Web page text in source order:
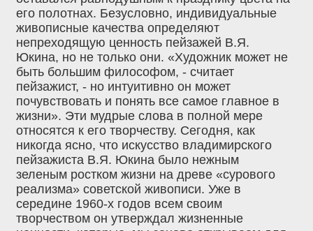
его полотнах. Безусловно, индивидуальные
живописные качества определяют
непреходящую ценность пейзажей В.Я.
Юкина, но не только они. «Художник может не
быть большим философом, - считает
пейзажист, - но интуитивно он может
почувствовать и понять все самое главное в
жизни». Эти мудрые слова в полной мере
относятся к его творчеству. Сегодня, как
никогда ясно, что искусство владимирского
пейзажиста В.Я. Юкина было нежным
зеленым ростком жизни на древе «сурового
реализма» советской живописи. Уже в
середине 1960-х годов всем своим
творчеством он утверждал жизненные